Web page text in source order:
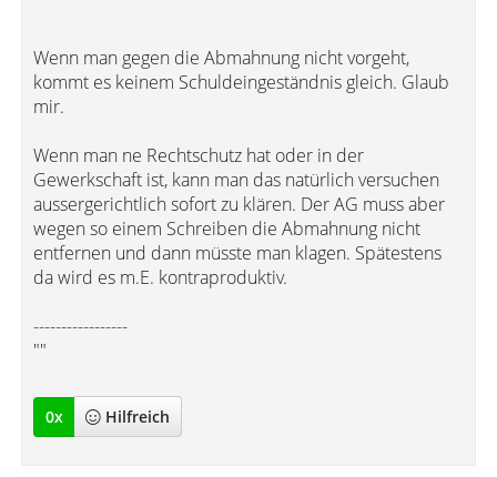
Wenn man gegen die Abmahnung nicht vorgeht,
kommt es keinem Schuldeingeständnis gleich. Glaub
mir.
Wenn man ne Rechtschutz hat oder in der
Gewerkschaft ist, kann man das natürlich versuchen
aussergerichtlich sofort zu klären. Der AG muss aber
wegen so einem Schreiben die Abmahnung nicht
entfernen und dann müsste man klagen. Spätestens
da wird es m.E. kontraproduktiv.
-----------------
""
0x Hilfreich